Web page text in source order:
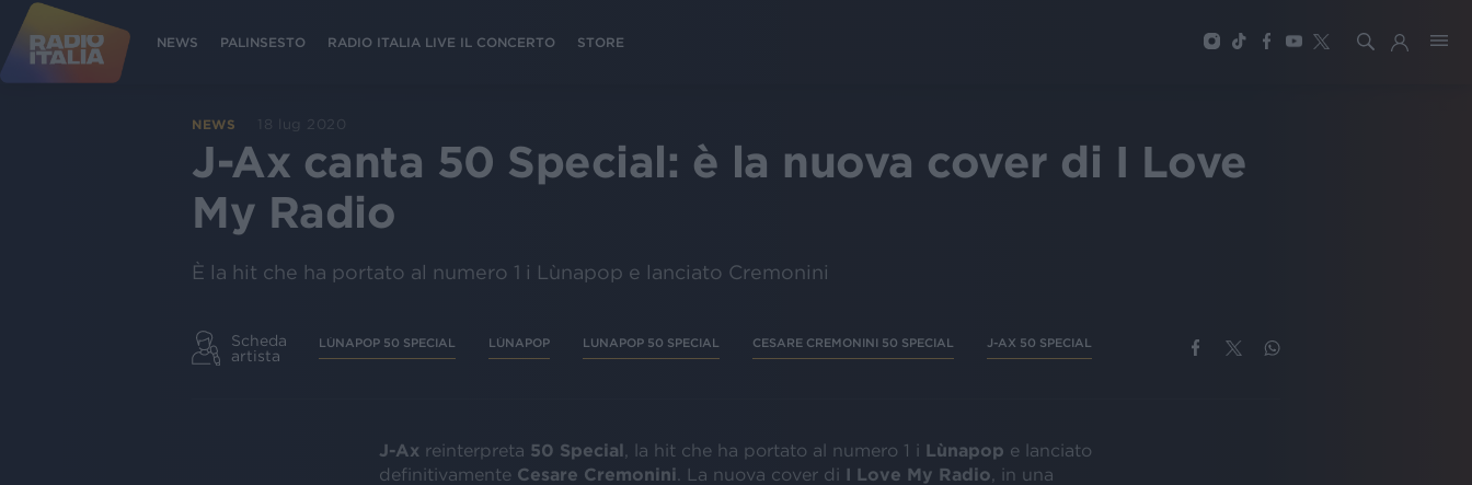
NEWS PALINSESTO RADIO ITALIA LIVE IL CONCERTO STORE
NEWS 18 lug 2020
J-Ax canta 50 Special: è la nuova cover di I Love
My Radio
È la hit che ha portato al numero 1 i Lùnapop e lanciato Cremonini
Scheda
artista
LÙNAPOP 50 SPECIAL LÙNAPOP LUNAPOP 50 SPECIAL CESARE CREMONINI 50 SPECIAL J-AX 50 SPECIAL
J-Ax reinterpreta 50 Special , la hit che ha portato al numero 1 i Lùnapop e lanciato
definitivamente Cesare Cremonini . La nuova cover di I Love My Radio , in una